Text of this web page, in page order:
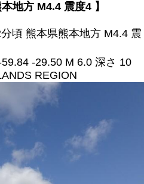
地方 M4.4 震度4 】
頃 熊本県熊本地方 M4.4 震
-29.50 M 6.0 深さ 10
REGION